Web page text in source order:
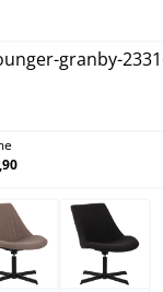
taupe zwart